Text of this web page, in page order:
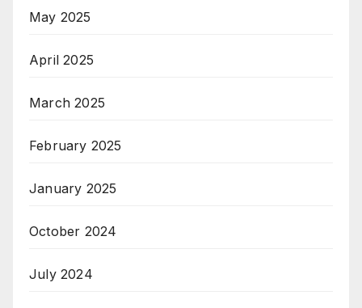
May 2025
April 2025
March 2025
February 2025
January 2025
October 2024
July 2024